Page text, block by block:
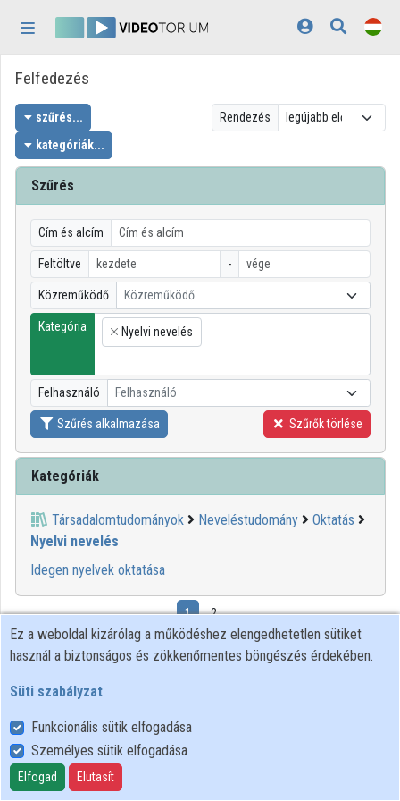
Kezdőlap
Bejelentkezés
Felfedezés
Kategóriák
Lejátszási listák
Intézmények
Közreműködők
világos
Felfedezés
szűrés...
kategóriák...
Rendezés
Szűrés
Cím és alcím
Feltöltve -
Közreműködő Közreműködő
Kategória
×
Nyelvi nevelés
Felhasználó Felhasználó
Szűrés alkalmazása Szűrők törlése
Kategóriák
Társadalomtudományok Neveléstudomány
Oktatás
Nyelvi nevelés
Idegen nyelvek oktatása
1 2
01:11:09
SULINET MÉDIA
Ez a weboldal kizárólag a működéshez elengedhetetlen sütiket
használ a biztonságos és zökkenőmentes böngészés érdekében.
Süti szabályzat
Funkcionális sütik elfogadása
Személyes sütik elfogadása
Elfogad Elutasít